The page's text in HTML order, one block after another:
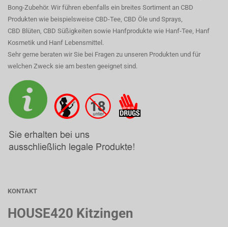
Bong-Zubehör. Wir führen ebenfalls ein breites Sortiment an CBD
Produkten wie beispielsweise CBD-Tee, CBD Öle und Sprays,
CBD Blüten, CBD Süßigkeiten sowie Hanfprodukte wie Hanf-Tee, Hanf
Kosmetik und Hanf Lebensmittel.
Sehr gerne beraten wir Sie bei Fragen zu unseren Produkten und für
welchen Zweck sie am besten geeignet sind.
KONTAKT
HOUSE420 Kitzingen